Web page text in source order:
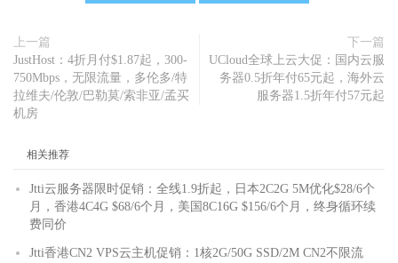
上一篇
JustHost：4折月付$1.87起，300-
750Mbps，无限流量，多伦多/特
拉维夫/伦敦/巴勒莫/索非亚/孟买
机房
下一篇
UCloud全球上云大促：国内云服
务器0.5折年付65元起，海外云
服务器1.5折年付57元起
相关推荐
Jtti云服务器限时促销：全线1.9折起，日本2C2G 5M优化$28/6个
月，香港4C4G $68/6个月，美国8C16G $156/6个月，终身循环续
费同价
Jtti香港CN2 VPS云主机促销：1核2G/50G SSD/2M CN2不限流